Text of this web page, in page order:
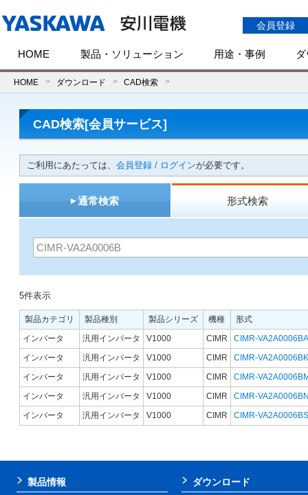
会員登録
HOME 製品・ソリューション 用途・事例
HOME ダウンロード CAD検索
CAD検索[会員サービス]
ご利用にあたっては、 会員登録 / ログインが必要です。
通常検索 形式検索
5件表示
製品カテゴリ 製品種別 製品シリーズ 機種
形式
インバータ
汎用インバータ V1000 CIMR
CIMR-
インバータ
汎用インバータ V1000 CIMR
CIMR-
インバータ
汎用インバータ V1000 CIMR
CIMR-
インバータ
汎用インバータ V1000 CIMR
CIMR-
インバータ
汎用インバータ V1000 CIMR CIMR-
製品情報 ダウンロード